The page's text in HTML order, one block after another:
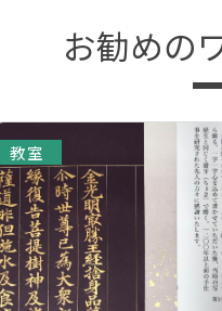
お勧めの
教室